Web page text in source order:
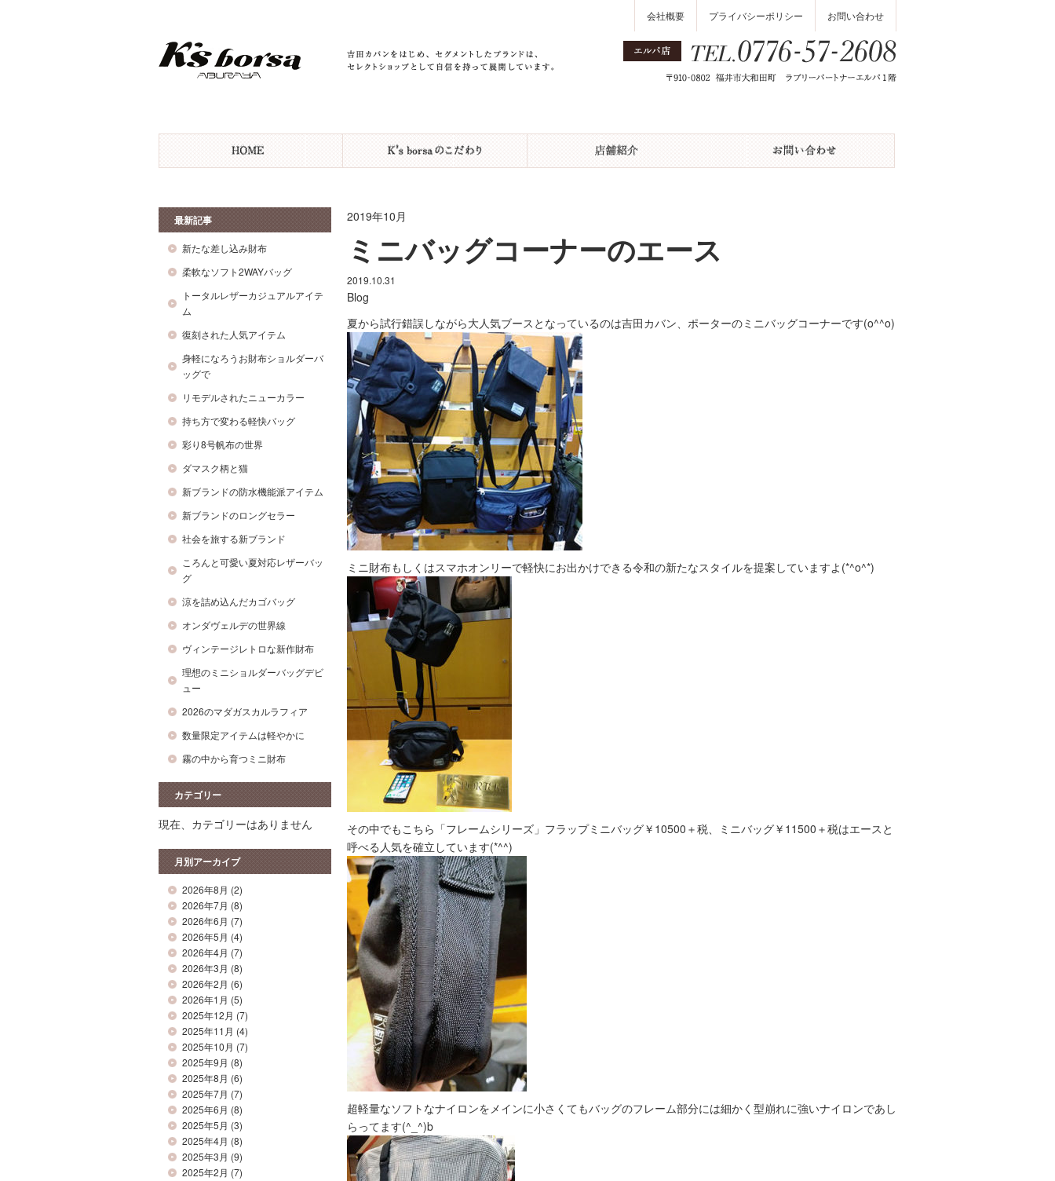
会社概要 プライバシーポリシー お問い合わせ
最新記事
新たな差し込み財布
柔軟なソフト2WAYバッグ
トータルレザーカジュアルアイテ
ム
復刻された人気アイテム
身軽になろうお財布ショルダーバ
ッグで
リモデルされたニューカラー
持ち方で変わる軽快バッグ
彩り8号帆布の世界
ダマスク柄と猫
新ブランドの防水機能派アイテム
新ブランドのロングセラー
社会を旅する新ブランド
ころんと可愛い夏対応レザーバッ
グ
涼を詰め込んだカゴバッグ
オンダヴェルデの世界線
ヴィンテージレトロな新作財布
理想のミニショルダーバッグデビ
ュー
2026のマダガスカルラフィア
数量限定アイテムは軽やかに
霧の中から育つミニ財布
カテゴリー
現在、カテゴリーはありません
月別アーカイブ
2026年8月 (2)
2026年7月 (8)
2026年6月 (7)
2026年5月 (4)
2026年4月 (7)
2026年3月 (8)
2026年2月 (6)
2026年1月 (5)
2025年12月 (7)
2025年11月 (4)
2025年10月 (7)
2025年9月 (8)
2025年8月 (6)
2025年7月 (7)
2025年6月 (8)
2025年5月 (3)
2025年4月 (8)
2025年3月 (9)
2025年2月 (7)
2019年10月
ミニバッグコーナーのエース
2019.10.31
Blog
夏から試行錯誤しながら大人気ブースとなっているのは吉田カバン、ポーターのミニバッグコーナーです(o^^o)
ミニ財布もしくはスマホオンリーで軽快にお出かけできる令和の新たなスタイルを提案していますよ(*^o^*)
その中でもこちら「フレームシリーズ」フラップミニバッグ￥10500＋税、ミニバッグ￥11500＋税はエースと
呼べる人気を確立しています(*^^)
超軽量なソフトなナイロンをメインに小さくてもバッグのフレーム部分には細かく型崩れに強いナイロンであし
らってます(^_^)b